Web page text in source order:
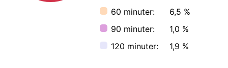
60 minuter:
6,5 %
90 minuter:
1,0 %
120 minuter:
1,9 %